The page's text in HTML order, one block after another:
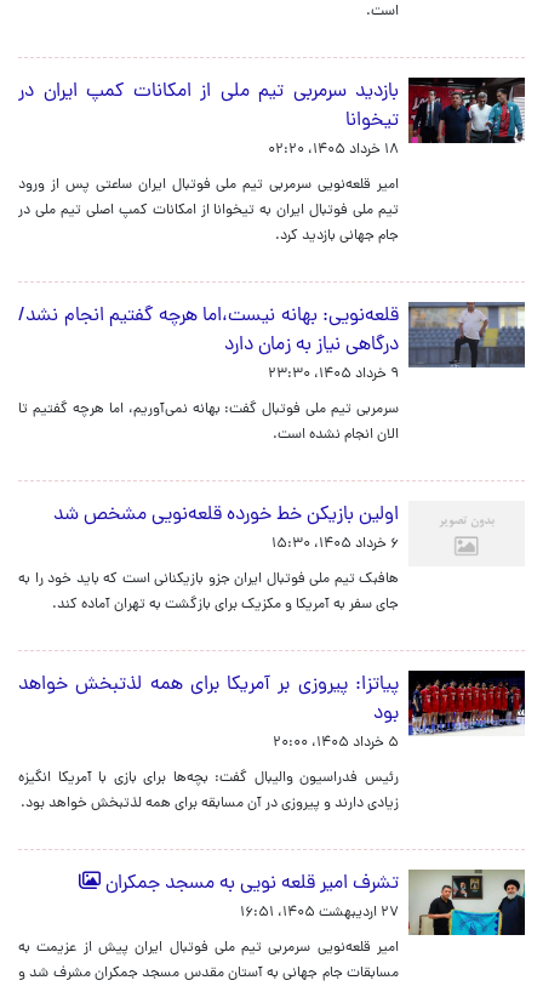
است.
بازدید سرمربی تیم ملی از امکانات کمپ‌ ایران در
تیخوانا
۱۸ خرداد ۱۴۰۵، ۰۲:۲۰
امیر قلعه‌نویی سرمربی تیم ملی فوتبال ایران ساعتی پس از ورود
تیم ملی فوتبال ایران به تیخوانا از امکانات کمپ‌ اصلی تیم ملی در
جام جهانی بازدید کرد.
قلعه‌نویی: بهانه نیست،اما هرچه گفتیم انجام نشد/
درگاهی نیاز به زمان دارد
۹ خرداد ۱۴۰۵، ۲۳:۳۰
سرمربی تیم ملی فوتبال گفت: بهانه نمی‌آوریم، اما هرچه گفتیم تا
الان انجام نشده است.
اولین بازیکن خط خورده قلعه‌نویی مشخص شد
۶ خرداد ۱۴۰۵، ۱۵:۳۰
هافبک تیم ملی فوتبال ایران جزو بازیکنانی است که باید خود را به
جای سفر به آمریکا و مکزیک برای بازگشت به تهران آماده کند.
پیاتزا: پیروزی بر آمریکا برای همه لذتبخش خواهد
بود
۵ خرداد ۱۴۰۵، ۲۰:۰۰
رئیس فدراسیون والیبال گفت: بچه‌ها برای بازی با آمریکا انگیزه
زیادی دارند و پیروزی در آن مسابقه برای همه لذتبخش خواهد بود.
تشرف امیر قلعه نویی به مسجد جمکران
۲۷ اردیبهشت ۱۴۰۵، ۱۶:۵۱
امیر قلعه‌نویی سرمربی تیم ملی فوتبال ایران پیش از عزیمت به
مسابقات جام جهانی به آستان مقدس مسجد جمکران مشرف شد و